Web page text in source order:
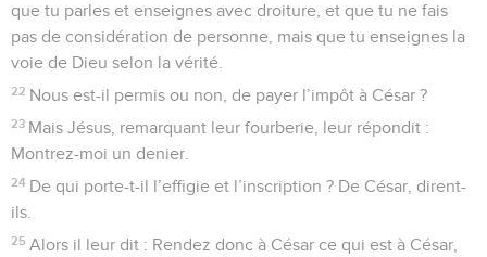
que tu parles et enseignes avec droiture, et que tu ne fais
pas de considération de personne, mais que tu enseignes la
voie de Dieu selon la vérité.
22 Nous est-il permis ou non, de payer l’impôt à César ?
23 Mais Jésus, remarquant leur fourberie, leur répondit :
Montrez-moi un denier.
24 De qui porte-t-il l’effigie et l’inscription ? De César, dirent-
ils.
25 Alors il leur dit : Rendez donc à César ce qui est à César,